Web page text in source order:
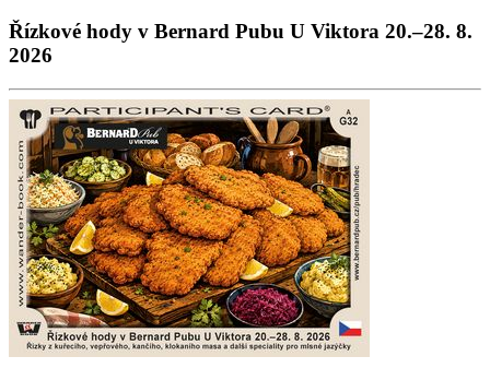
Řízkové hody v Bernard Pubu U Viktora 20.–28. 8.
2026